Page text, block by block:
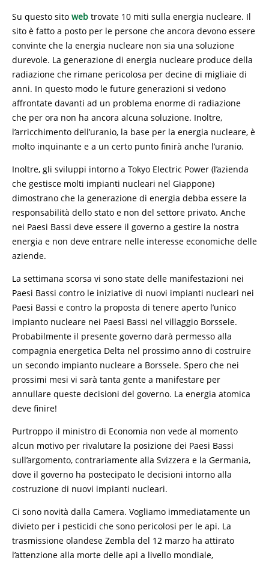
Su questo sito web trovate 10 miti sulla energia nucleare. Il
sito è fatto a posto per le persone che ancora devono essere
convinte che la energia nucleare non sia una soluzione
durevole. La generazione di energia nucleare produce della
radiazione che rimane pericolosa per decine di migliaie di
anni. In questo modo le future generazioni si vedono
affrontate davanti ad un problema enorme di radiazione
che per ora non ha ancora alcuna soluzione. Inoltre,
l’arricchimento dell’uranio, la base per la energia nucleare, è
molto inquinante e a un certo punto finirà anche l’uranio.
Inoltre, gli sviluppi intorno a Tokyo Electric Power (l’azienda
che gestisce molti impianti nucleari nel Giappone)
dimostrano che la generazione di energia debba essere la
responsabilità dello stato e non del settore privato. Anche
nei Paesi Bassi deve essere il governo a gestire la nostra
energia e non deve entrare nelle interesse economiche delle
aziende.
La settimana scorsa vi sono state delle manifestazioni nei
Paesi Bassi contro le iniziative di nuovi impianti nucleari nei
Paesi Bassi e contro la proposta di tenere aperto l’unico
impianto nucleare nei Paesi Bassi nel villaggio Borssele.
Probabilmente il presente governo darà permesso alla
compagnia energetica Delta nel prossimo anno di costruire
un secondo impianto nucleare a Borssele. Spero che nei
prossimi mesi vi sarà tanta gente a manifestare per
annullare queste decisioni del governo. La energia atomica
deve finire!
Purtroppo il ministro di Economia non vede al momento
alcun motivo per rivalutare la posizione dei Paesi Bassi
sull’argomento, contrariamente alla Svizzera e la Germania,
dove il governo ha postecipato le decisioni intorno alla
costruzione di nuovi impianti nucleari.
Ci sono novità dalla Camera. Vogliamo immediatamente un
divieto per i pesticidi che sono pericolosi per le api. La
trasmissione olandese Zembla del 12 marzo ha attirato
l’attenzione alla morte delle api a livello mondiale,